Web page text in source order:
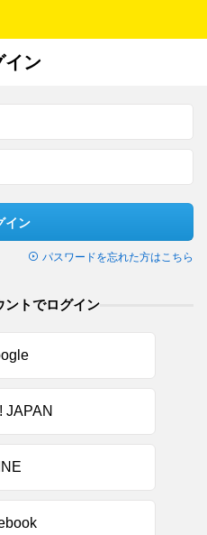
イン
イン
パスワードを忘れた方はこちら
ントでログイン
JAPAN